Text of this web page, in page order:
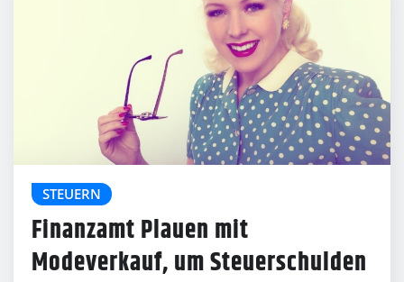
STEUERN
Finanzamt Plauen mit
Modeverkauf, um Steuerschulden